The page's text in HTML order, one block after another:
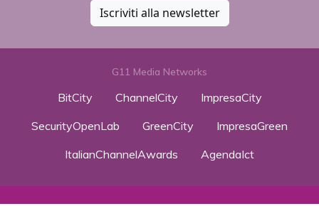
Iscriviti alla newsletter
G11 Media Networks
BitCity ChannelCity
ImpresaCity
SecurityOpenLab
GreenCity
ImpresaGreen
ItalianChannelAwards
AgendaIct